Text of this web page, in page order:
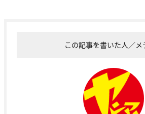
この記事を書いた人／メ